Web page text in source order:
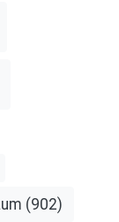
(902)